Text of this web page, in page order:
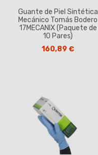
Guante de Piel Sintética
Mecánico Tomás Bodero
17MECANIX (Paquete de
10 Pares)
160,89 €